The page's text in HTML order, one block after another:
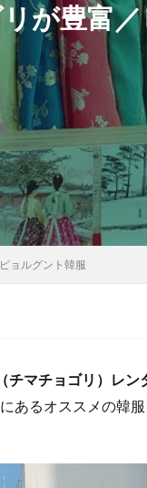
が豊富
ョルグント韓服
チマチョゴリ）レン
あるオススメの韓服